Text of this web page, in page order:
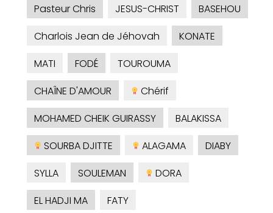
Pasteur Chris
JESUS-CHRIST
BASEHOU
Charlois Jean de Jéhovah
KONATE
MATI
FODÉ
TOUROUMA
CHAÎNE D'AMOUR
Chérif
MOHAMED CHEIK GUIRASSY
BALAKISSA
SOURBA DJITTE
ALAGAMA
DIABY
SYLLA
SOULEMAN
DORA
EL HADJI MA
FATY